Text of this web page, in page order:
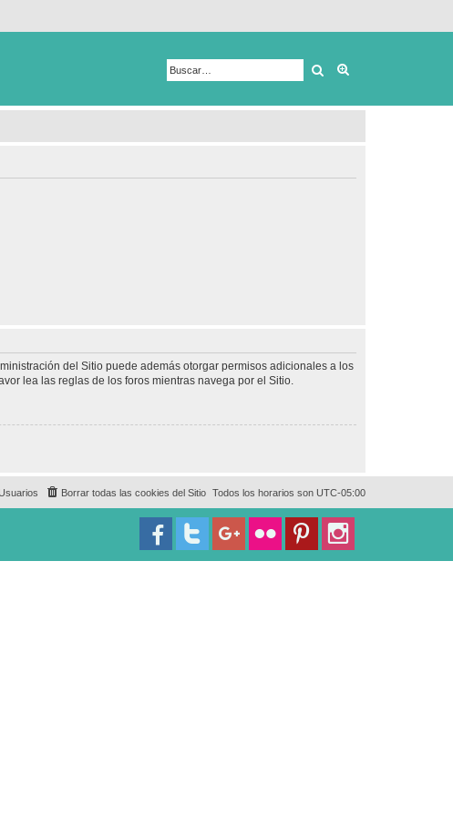
Buscar
del Sitio puede además otorgar permisos adicionales a los
lea las reglas de los foros mientras navega por el Sitio.
Todos los horarios son UTC-05:00
Borrar todas las cookies del Sitio